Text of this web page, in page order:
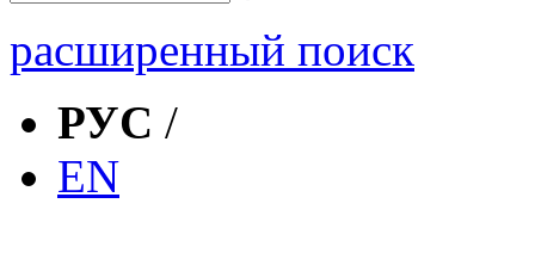
расширенный поиск
РУС /
EN